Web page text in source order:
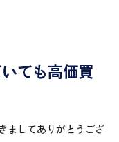
ても高価買
ましてありがとうござ